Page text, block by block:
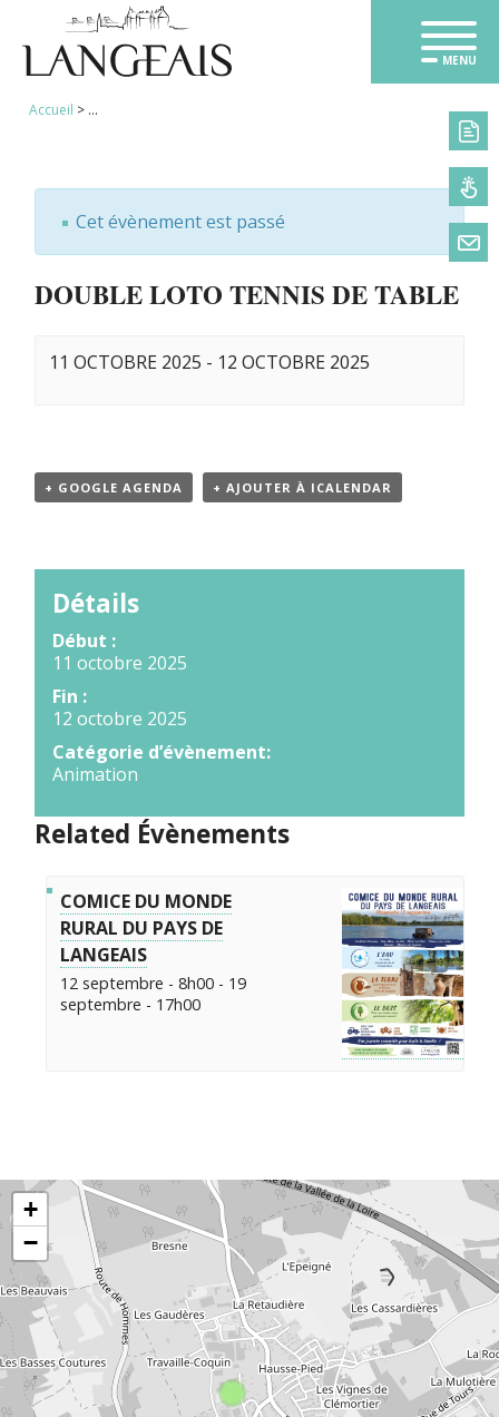
MENU
Accueil > ...
< TOUS LES ÉVÈNEMENTS
Cet évènement est passé
DOUBLE LOTO TENNIS DE TABLE
11 OCTOBRE 2025 - 12 OCTOBRE 2025
+ GOOGLE AGENDA + AJOUTER À ICALENDAR
Détails
Début :
11 octobre 2025
Fin :
12 octobre 2025
Catégorie d’évènement:
Animation
Related Évènements
COMICE DU MONDE
RURAL DU PAYS DE
LANGEAIS
12 septembre - 8h00 - 19
septembre - 17h00
+
−